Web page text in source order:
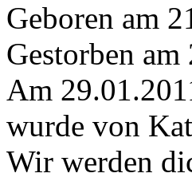
Geboren am
Gestorben am
Am
wurde von
Wir werden